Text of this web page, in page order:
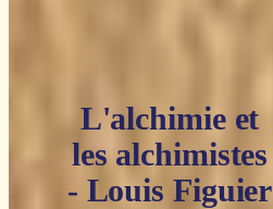
L'alchimie et
les alchimistes
- Louis Figuier